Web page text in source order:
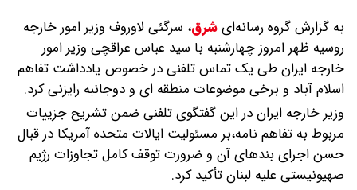
به گزارش گروه رسانه‌ایشرق، سرگئی لاوروف وزیر امور خارجه
روسیه ظهر امروز چهارشنبه با سید عباس عراقچی وزیر امور
خارجه ایران طی یک تماس تلفنی در خصوص یادداشت تفاهم
اسلام آباد و برخی موضوعات منطقه ای و دوجانبه رایزنی کرد.
وزیر خارجه ایران در این گفتگوی تلفنی ضمن تشریح جزییات
مربوط به تفاهم نامه،بر مسئولیت ایالات متحده آمریکا در قبال
حسن اجرای بندهای آن و ضرورت توقف کامل تجاوزات رژیم
صهیونیستی علیه لبنان تأکید کرد.